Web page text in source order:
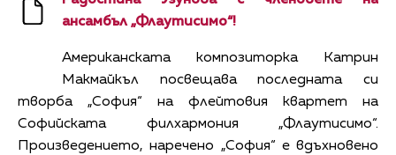
ансамбъл „Флаутисимо“!
Американската композиторка Катрин
Макмайкъл посвещава последната си
творба „София“ на флейтовия квартет на
Софийската филхармония „Флаутисимо“.
Произведението, наречено „София“ е вдъхновено